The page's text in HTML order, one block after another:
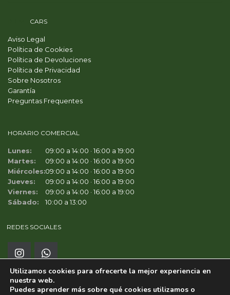
CARS
Aviso Legal
Política de Cookies
Política de Devoluciones
Política de Privacidad
Sobre Nosotros
Garantía
Preguntas Frequentes
HORARIO COMERCIAL
Lunes:
09:00 a 14:00 · 16:00 a 19:00
Martes:
09:00 a 14:00 · 16:00 a 19:00
Miércoles:09:00 a 14:00 · 16:00 a 19:00
Jueves:
09:00 a 14:00 · 16:00 a 19:00
Viernes:
09:00 a 14:00 · 16:00 a 19:00
Sábado:
10:00 a 13:00
REDES SOCIALES
Utilizamos cookies para ofrecerte la mejor experiencia en
nuestra web.
Puedes aprender más sobre qué cookies utilizamos o